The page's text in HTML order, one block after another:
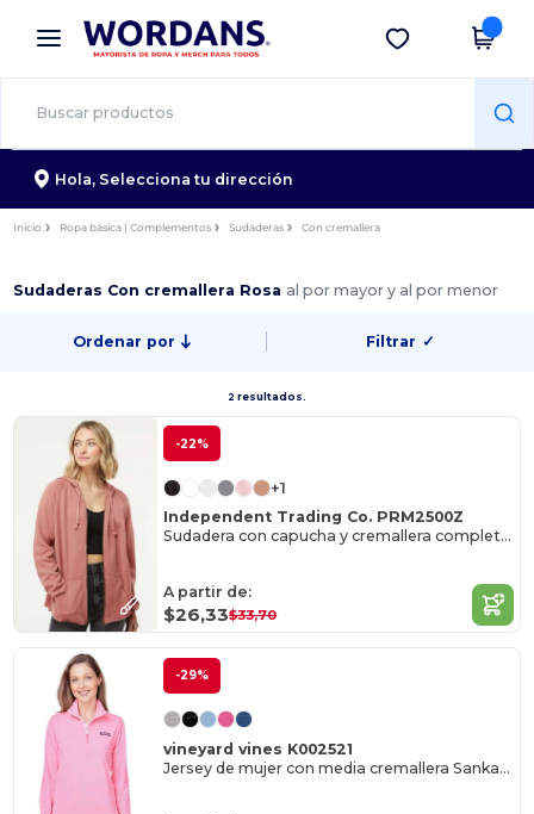
× App de Wordans
¡Mejores precios en app!
Descargar app
Hola, Selecciona tu dirección
Inicio Ropa básica | Complementos Sudaderas Con cremallera
Sudaderas Con cremallera Rosa al por mayor y al por menor
Ordenar por Filtrar ✓
2 resultados.
-22%
+1
Independent Trading Co. PRM2500Z
Sudadera con capucha y cremallera completa California Wave Wash, mujer
A partir de:
$26,33$33,70
-29%
vineyard vines K002521
Jersey de mujer con media cremallera Sankaty de microrayas